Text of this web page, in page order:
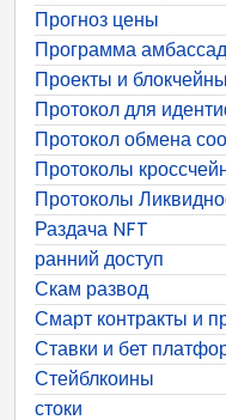
Прогноз цены
Программа
Проекты и
Протокол для
Протокол обмена
Протоколы
Протоколы
Раздача NFT
ранний доступ
Скам развод
Смарт контракты и
Ставки и бет
Стейблкоины
стоки